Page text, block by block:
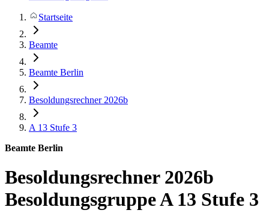
Startseite
Beamte
Beamte Berlin
Besoldungsrechner 2026b
A 13 Stufe 3
Beamte Berlin
Besoldungsrechner 2026b
Besoldungsgruppe A 13 Stufe 3